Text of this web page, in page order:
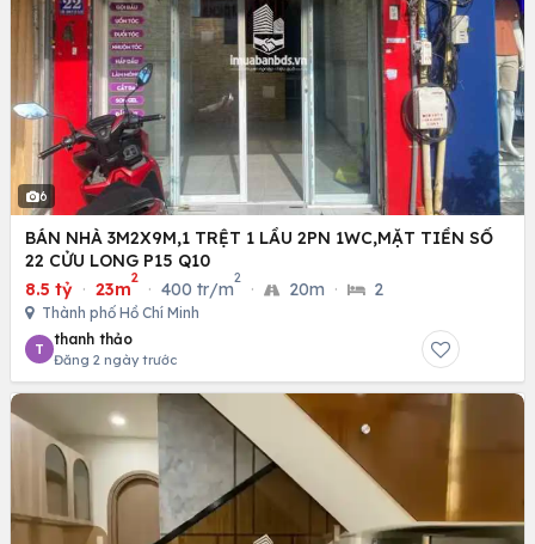
6
BÁN NHÀ 3M2X9M,1 TRỆT 1 LẦU 2PN 1WC,MẶT TIỀN SỐ
22 CỬU LONG P15 Q10
8.5 tỷ · 23m
2
· 400 tr/m
2
· 20m · 2
Thành phố Hồ Chí Minh
T
thanh thảo
Đăng 2 ngày trước